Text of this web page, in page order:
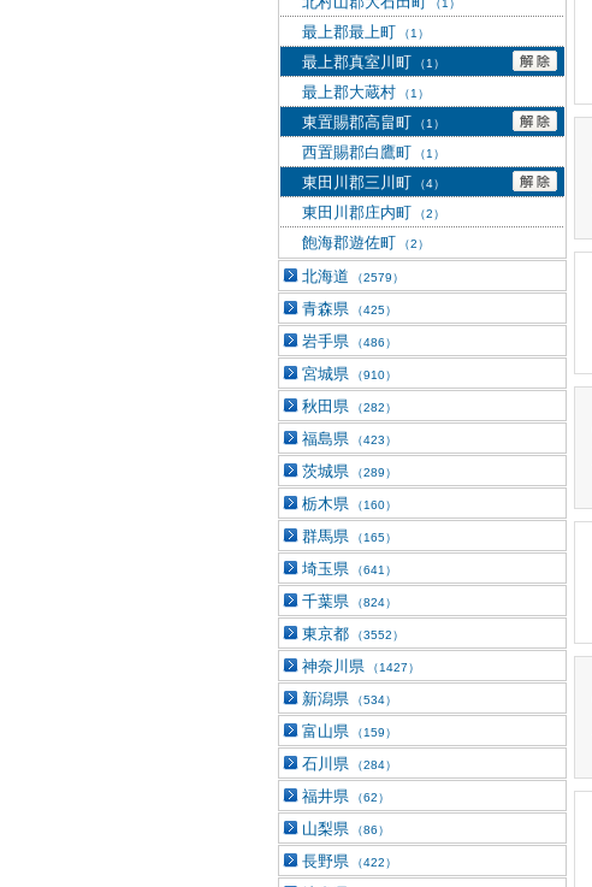
（1）
最上郡最上町 （1）
最上郡真室川町 （1）
最上郡大蔵村 （1）
東置賜郡高畠町 （1）
西置賜郡白鷹町 （1）
東田川郡三川町 （4）
東田川郡庄内町 （2）
飽海郡遊佐町 （2）
北海道 （2579）
青森県 （425）
岩手県 （486）
宮城県 （910）
秋田県 （282）
福島県 （423）
茨城県 （289）
栃木県 （160）
群馬県 （165）
埼玉県 （641）
千葉県 （824）
東京都 （3552）
神奈川県 （1427）
新潟県 （534）
富山県 （159）
石川県 （284）
福井県 （62）
山梨県 （86）
長野県 （422）